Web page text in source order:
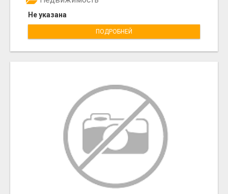
Не указана
ПОДРОБНЕЙ